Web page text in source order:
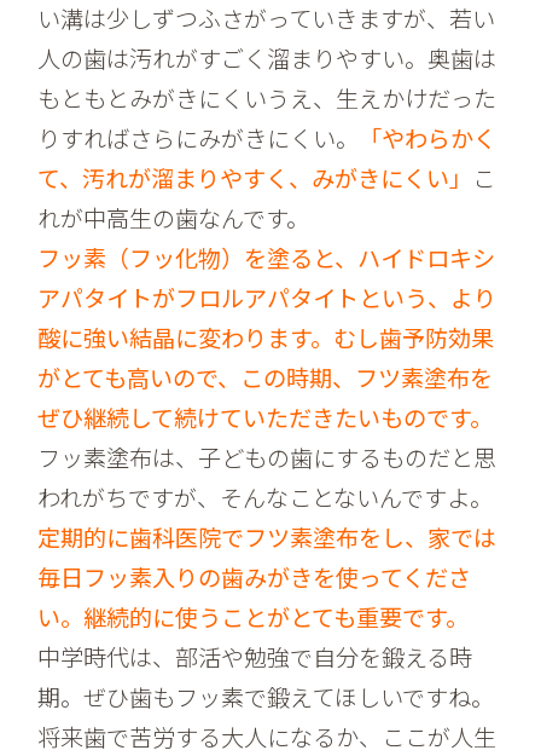
い溝は少しずつふさがっていきますが、若い
人の歯は汚れがすごく溜まりやすい。奥歯は
もともとみがきにくいうえ、生えかけだった
りすればさらにみがきにくい。
「やわらかく
て、汚れが溜まりやすく、みがきにくい」 こ
れが中高生の歯なんです。
フッ素（フッ化物）を塗ると、ハイドロキシ
アパタイトがフロルアパタイトという、より
酸に強い結晶に変わります。むし歯予防効果
がとても高いので、この時期、フツ素塗布を
ぜひ継続して続けていただきたいものです。
フッ素塗布は、子どもの歯にするものだと思
われがちですが、そんなことないんですよ。
定期的に歯科医院でフツ素塗布をし、家では
毎日フッ素入りの歯みがきを使ってくださ
い。継続的に使うことがとても重要です。
中学時代は、部活や勉強で自分を鍛える時
期。ぜひ歯もフッ素で鍛えてほしいですね。
将来歯で苦労する大人になるか、ここが人生